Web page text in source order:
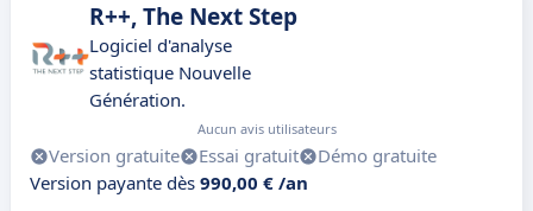
R++, The Next Step
Logiciel d'analyse
statistique Nouvelle
Génération.
Aucun avis utilisateurs
Version gratuite Essai gratuit
Démo gratuite
Version payante dès 990,00 € /an